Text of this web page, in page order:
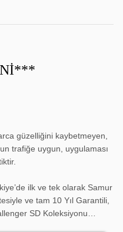
güzelliğini kaybetmeyen,
trafiğe uygun, uygulaması
ilk ve tek olarak Samur
ve tam 10 Yıl Garantili,
SD Koleksiyonu…